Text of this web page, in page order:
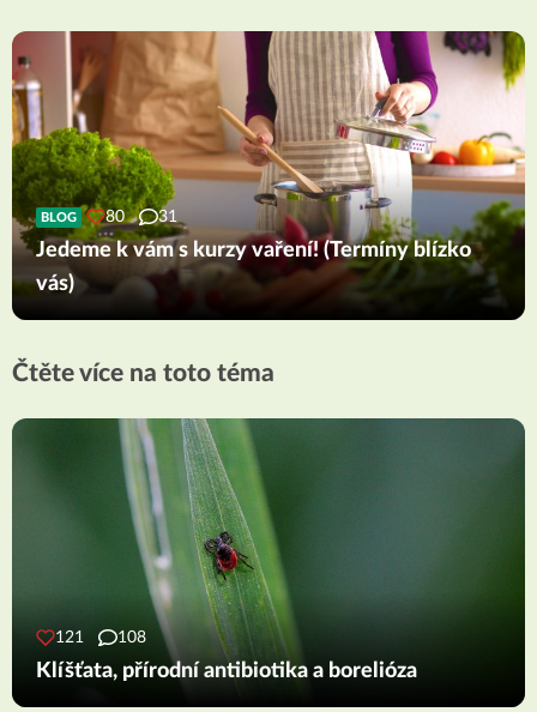
BLOG 80 31
Jedeme k vám s kurzy vaření! (Termíny blízko
vás)
Čtěte více na toto téma
121 108
Klíšťata, přírodní antibiotika a borelióza